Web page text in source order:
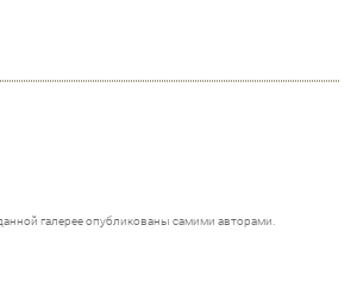
галерее опубликованы самими авторами.